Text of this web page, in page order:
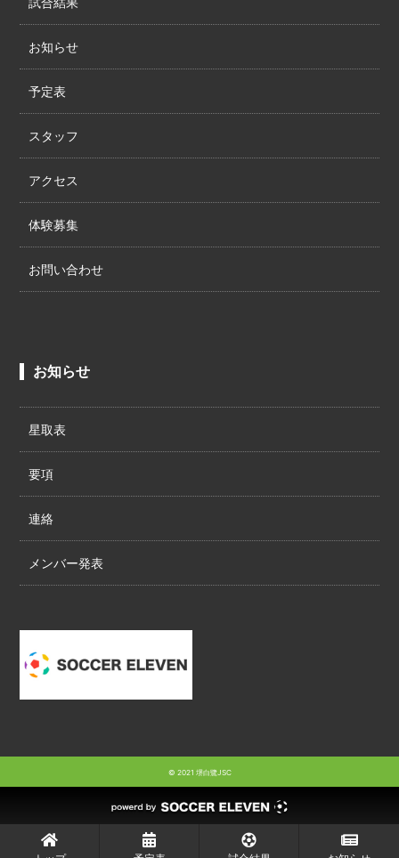
お知らせ
予定表
スタッフ
アクセス
体験募集
お問い合わせ
お知らせ
星取表
要項
連絡
メンバー発表
© 2021 堺白鷺JSC